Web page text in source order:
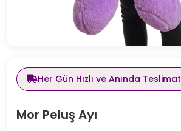
Her Gün Hızlı ve Anında Teslimat
Mor Peluş Ayı